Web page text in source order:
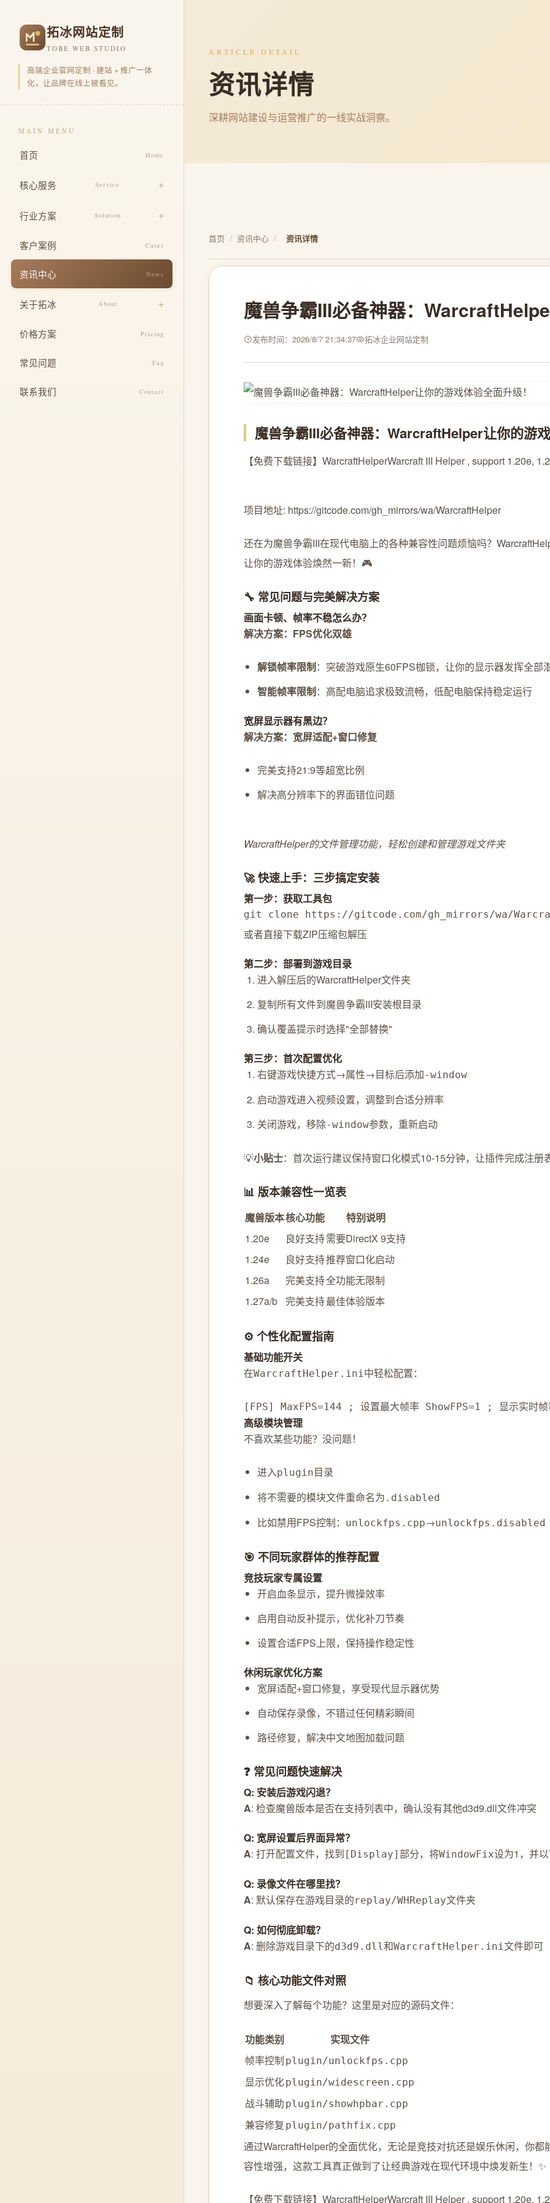
拓冰网站定制
TOBE WEB STUDIO
高端企业官网定制 · 建站 + 推广一体
化，让品牌在线上被看见。
MAIN MENU
首页 Home
核心服务 Service
品牌官网定制
品牌视觉包装
安全与运维
SEO 基础优化
行业方案 Solution
电商零售
餐饮美食
医疗健康
酒店住宿
客户案例 Cases
资讯中心 News
关于拓冰 About
设计团队
价格方案 Pricing
常见问题 Faq
联系我们 Contact
ARTICLE DETAIL
资讯详情
深耕网站建设与运营推广的一线实战洞察。
首页 / 资讯中心 / 资讯详情
魔兽争霸III必备神器：
发布时间：2026/8/7 21:34:37 拓冰企业网站定制
魔兽争霸III必备神器：WarcraftHelper让你的游
【免费下载链接】WarcraftHelperWarcraft III Helper , support 1.20e,
项目地址: https://gitcode.com/gh_mirrors/wa/WarcraftHelper
还在为魔兽争霸III在现代电脑上的各种兼容性问题烦恼吗？
让你的游戏体验焕然一新！🎮
🔧 常见问题与完美解决方案
画面卡顿、帧率不稳怎么办？
解决方案：FPS优化双雄
解锁帧率限制：突破游戏原生60FPS枷锁，让你的显示器发挥全部
智能帧率限制：高配电脑追求极致流畅，低配电脑保持稳定运行
宽屏显示器有黑边？
解决方案：宽屏适配+窗口修复
完美支持21:9等超宽比例
解决高分辨率下的界面错位问题
WarcraftHelper的文件管理功能，轻松创建和管理游戏文件夹
🚀 快速上手：三步搞定安装
第一步：获取工具包
git clone https://gitcode.com/gh_mirrors/wa/
或者直接下载ZIP压缩包解压
第二步：部署到游戏目录
进入解压后的WarcraftHelper文件夹
复制所有文件到魔兽争霸III安装根目录
确认覆盖提示时选择"全部替换"
第三步：首次配置优化
右键游戏快捷方式→属性→目标后添加-window
启动游戏进入视频设置，调整到合适分辨率
关闭游戏，移除-window参数，重新启动
💡小贴士：首次运行建议保持窗口化模式10-15分钟，让插件完成注册
📊 版本兼容性一览表
魔兽版本核心功能
特别说明
1.20e
良好支持需要DirectX 9支持
1.24e
良好支持推荐窗口化启动
1.26a
完美支持全功能无限制
1.27a/b
完美支持最佳体验版本
⚙️ 个性化配置指南
基础功能开关
在WarcraftHelper.ini中轻松配置：
[FPS] MaxFPS=144 ; 设置最大帧率 ShowFPS=1 ; 显示实
高级模块管理
不喜欢某些功能？没问题！
进入plugin目录
将不需要的模块文件重命名为 .disabled
比如禁用FPS控制： unlockfps.cpp→unlockfps.disabled
🎯 不同玩家群体的推荐配置
竞技玩家专属设置
开启血条显示，提升微操效率
启用自动反补提示，优化补刀节奏
设置合适FPS上限，保持操作稳定性
休闲玩家优化方案
宽屏适配+窗口修复，享受现代显示器优势
自动保存录像，不错过任何精彩瞬间
路径修复，解决中文地图加载问题
❓ 常见问题快速解决
Q: 安装后游戏闪退？
A: 检查魔兽版本是否在支持列表中，确认没有其他d3d9.dll文件冲突
Q: 宽屏设置后界面异常？
A: 打开配置文件，找到 [Display] 部分，将WindowFix设为1，并
Q: 录像文件在哪里找？
A: 默认保存在游戏目录的replay/WHReplay文件夹
Q: 如何彻底卸载？
A: 删除游戏目录下的d3d9.dll和WarcraftHelper.ini文件即可
📁 核心功能文件对照
想要深入了解每个功能？这里是对应的源码文件：
功能类别
实现文件
帧率控制 plugin/unlockfps.cpp
显示优化plugin/widescreen.cpp
战斗辅助 plugin/showhpbar.cpp
兼容修复 plugin/pathfix.cpp
通过WarcraftHelper的全面优化，无论是竞技对抗还是娱乐休闲，你
容性增强，这款工具真正做到了让经典游戏在现代环境中焕发新生！✨
【免费下载链接】WarcraftHelperWarcraft III Helper , support 1.20e,